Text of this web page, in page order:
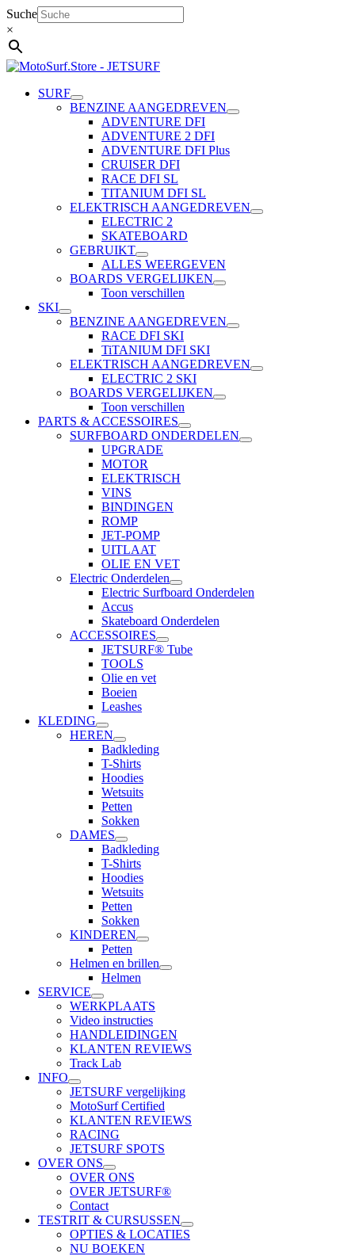
Ga
naar
de
inhoud
Suche
×
SURF
BENZINE AANGEDREVEN
ADVENTURE DFI
ADVENTURE 2 DFI
ADVENTURE DFI Plus
CRUISER DFI
RACE DFI SL
TITANIUM DFI SL
ELEKTRISCH AANGEDREVEN
ELECTRIC 2
SKATEBOARD
GEBRUIKT
ALLES WEERGEVEN
BOARDS VERGELIJKEN
Toon verschillen
SKI
BENZINE AANGEDREVEN
RACE DFI SKI
TiTANIUM DFI SKI
ELEKTRISCH AANGEDREVEN
ELECTRIC 2 SKI
BOARDS VERGELIJKEN
Toon verschillen
PARTS & ACCESSOIRES
SURFBOARD ONDERDELEN
UPGRADE
MOTOR
ELEKTRISCH
VINS
BINDINGEN
ROMP
JET-POMP
UITLAAT
OLIE EN VET
Electric Onderdelen
Electric Surfboard Onderdelen
Accus
Skateboard Onderdelen
ACCESSOIRES
JETSURF® Tube
TOOLS
Olie en vet
Boeien
Leashes
KLEDING
HEREN
Badkleding
T-Shirts
Hoodies
Wetsuits
Petten
Sokken
DAMES
Badkleding
T-Shirts
Hoodies
Wetsuits
Petten
Sokken
KINDEREN
Petten
Helmen en brillen
Helmen
SERVICE
WERKPLAATS
Video instructies
HANDLEIDINGEN
KLANTEN REVIEWS
Track Lab
INFO
JETSURF vergelijking
MotoSurf Certified
KLANTEN REVIEWS
RACING
JETSURF SPOTS
OVER ONS
OVER ONS
OVER JETSURF®
Contact
TESTRIT & CURSUSSEN
OPTIES & LOCATIES
NU BOEKEN